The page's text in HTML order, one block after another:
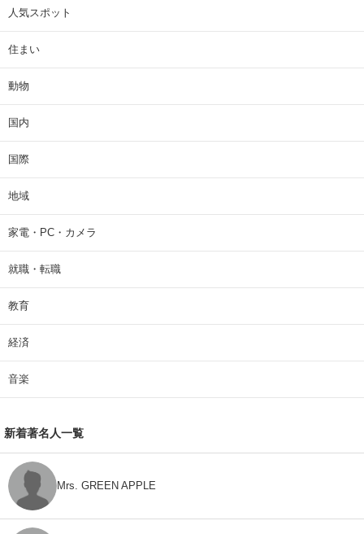
人気スポット
住まい
動物
国内
国際
地域
家電・PC・カメラ
就職・転職
教育
経済
音楽
新着著名人一覧
Mrs. GREEN APPLE